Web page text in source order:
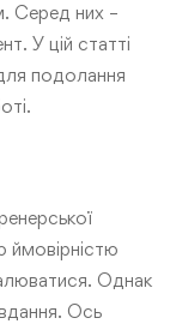
Серед них –
У цій статті
подолання
Однак
Ось